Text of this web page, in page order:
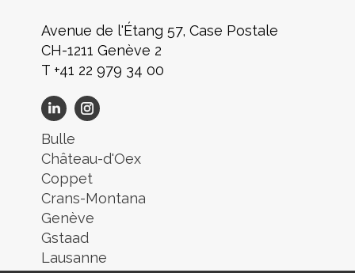
Avenue de l'Étang 57, Case Postale
CH-1211 Genève 2
T +41 22 979 34 00
Bulle
Château-d'Oex
Coppet
Crans-Montana
Genève
Gstaad
Lausanne